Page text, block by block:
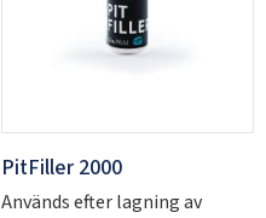
PitFiller 2000
Används efter lagning av